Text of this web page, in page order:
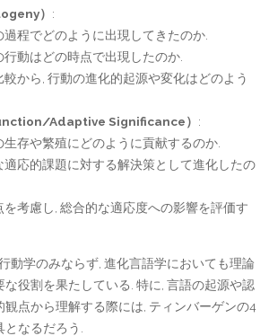
） :
程でどのように出現してきたのか.
動はどの時点で出現したのか.
から, 行動の進化的起源や変化はどのよう
Adaptive Significance） :
存や繁殖にどのように貢献するのか.
応的課題に対する解決策として進化したの
考慮し, 総合的な適応度への影響を評価す
動学のみならず, 進化言語学においても理論
役割を果たしている. 特に, 言語の起源や認
点から理解する際には, ティンバーゲンの4
なるだろう.